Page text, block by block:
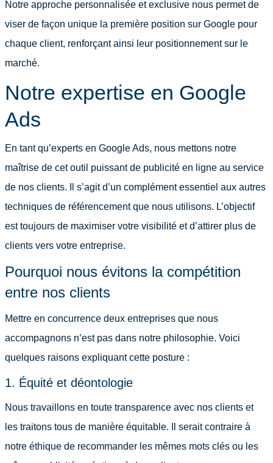
Notre approche personnalisée et exclusive nous permet de
viser de façon unique la première position sur Google pour
chaque client, renforçant ainsi leur positionnement sur le
marché.
Notre expertise en Google
Ads
En tant qu’experts en Google Ads, nous mettons notre
maîtrise de cet outil puissant de publicité en ligne au service
de nos clients. Il s’agit d’un complément essentiel aux autres
techniques de référencement que nous utilisons. L’objectif
est toujours de maximiser votre visibilité et d’attirer plus de
clients vers votre entreprise.
Pourquoi nous évitons la compétition
entre nos clients
Mettre en concurrence deux entreprises que nous
accompagnons n’est pas dans notre philosophie. Voici
quelques raisons expliquant cette posture :
1. Équité et déontologie
Nous travaillons en toute transparence avec nos clients et
les traitons tous de manière équitable. Il serait contraire à
notre éthique de recommander les mêmes mots clés ou les